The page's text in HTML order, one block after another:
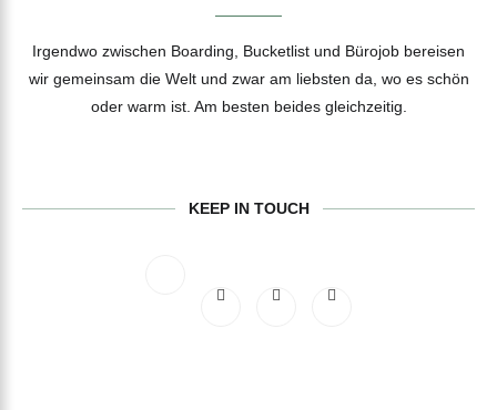
Irgendwo zwischen Boarding, Bucketlist und Bürojob bereisen
wir gemeinsam die Welt und zwar am liebsten da, wo es schön
oder warm ist. Am besten beides gleichzeitig.
KEEP IN TOUCH